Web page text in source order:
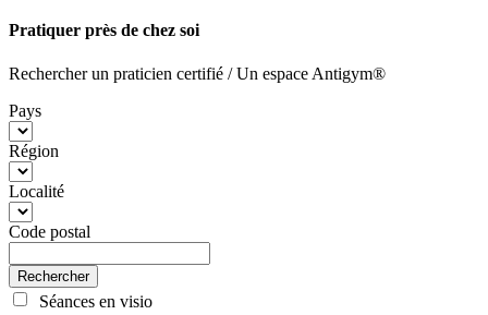
Pratiquer près de chez soi
Rechercher un praticien certifié / Un espace Antigym®
Pays
Région
Localité
Code postal
Rechercher
Séances en visio